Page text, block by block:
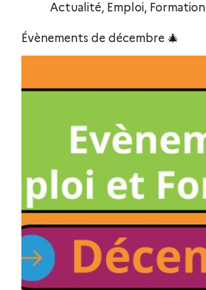
Actualité, Emploi, Formation
Évènements de décembre 🎄